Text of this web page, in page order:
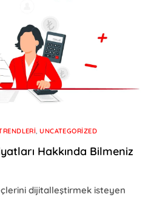
,UNCATEGORIZED
Hakkında Bilmeniz
dijitalleştirmek isteyen